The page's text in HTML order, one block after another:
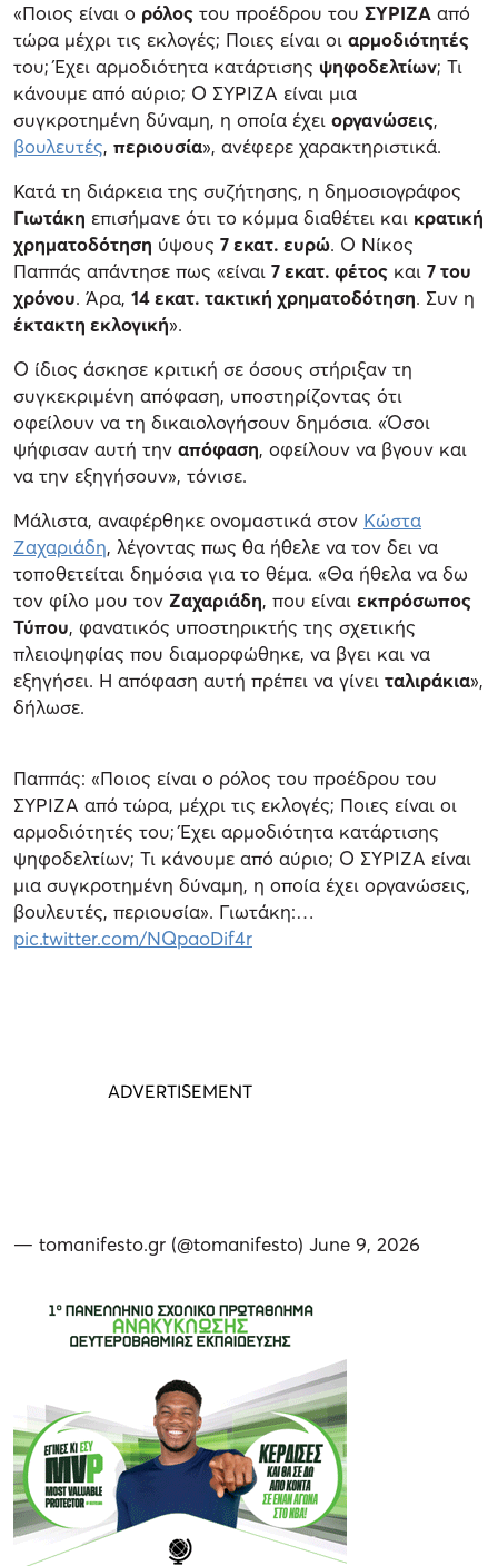
«Ποιος είναι ο ρόλος του προέδρου του ΣΥΡΙΖΑ από
τώρα μέχρι τις εκλογές; Ποιες είναι οι αρμοδιότητές
του; Έχει αρμοδιότητα κατάρτισης ψηφοδελτίων; Τι
κάνουμε από αύριο; Ο ΣΥΡΙΖΑ είναι μια
συγκροτημένη δύναμη, η οποία έχει οργανώσεις,
βουλευτές, περιουσία», ανέφερε χαρακτηριστικά.
Κατά τη διάρκεια της συζήτησης, η δημοσιογράφος
Γιωτάκη επισήμανε ότι το κόμμα διαθέτει και κρατική
χρηματοδότηση ύψους 7 εκατ. ευρώ. Ο Νίκος
Παππάς απάντησε πως «είναι 7 εκατ. φέτος και 7 του
χρόνου. Άρα, 14 εκατ. τακτική χρηματοδότηση. Συν η
έκτακτη εκλογική».
Ο ίδιος άσκησε κριτική σε όσους στήριξαν τη
συγκεκριμένη απόφαση, υποστηρίζοντας ότι
οφείλουν να τη δικαιολογήσουν δημόσια. «Όσοι
ψήφισαν αυτή την απόφαση, οφείλουν να βγουν και
να την εξηγήσουν», τόνισε.
Μάλιστα, αναφέρθηκε ονομαστικά στον Κώστα
Ζαχαριάδη, λέγοντας πως θα ήθελε να τον δει να
τοποθετείται δημόσια για το θέμα. «Θα ήθελα να δω
τον φίλο μου τον Ζαχαριάδη, που είναι εκπρόσωπος
Τύπου, φανατικός υποστηρικτής της σχετικής
πλειοψηφίας που διαμορφώθηκε, να βγει και να
εξηγήσει. Η απόφαση αυτή πρέπει να γίνει ταλιράκια»,
δήλωσε.
Παππάς: «Ποιος είναι ο ρόλος του προέδρου του
ΣΥΡΙΖΑ από τώρα, μέχρι τις εκλογές; Ποιες είναι οι
αρμοδιότητές του; Έχει αρμοδιότητα κατάρτισης
ψηφοδελτίων; Τι κάνουμε από αύριο; Ο ΣΥΡΙΖΑ είναι
μια συγκροτημένη δύναμη, η οποία έχει οργανώσεις,
βουλευτές, περιουσία». Γιωτάκη:…
pic.twitter.com/NQpaoDif4r
— tomanifesto.gr (@tomanifesto) June 9, 2026